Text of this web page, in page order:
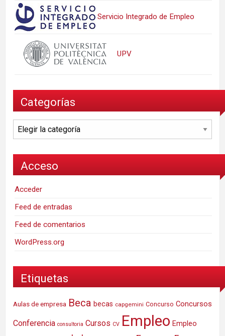
Servicio Integrado de Empleo
UPV
Categorías
Categorías
Acceso
Acceder
Feed de entradas
Feed de comentarios
WordPress.org
Etiquetas
Aulas de empresa Beca becas capgemini Concurso Concursos
Conferencia consultoria Cursos CV Empleo Empleo